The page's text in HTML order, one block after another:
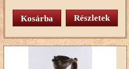
Részletek